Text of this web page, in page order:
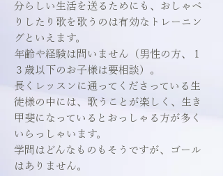
分らしい生活を送るためにも、おしゃべ
りしたり歌を歌うのは有効なトレーニン
グといえます。
年齢や経験は問いません（男性の方、１
３歳以下のお子様は要相談）。
長くレッスンに通ってくださっている生
徒様の中には、歌うことが楽しく、生き
甲斐になっているとおっしゃる方が多く
いらっしゃいます。
学問はどんなものもそうですが、ゴール
はありません。